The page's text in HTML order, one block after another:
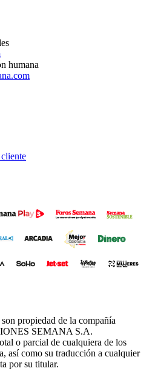
humana
propiedad de la compañía
SEMANA S.A.
o parcial de cualquiera de los
así como su traducción a cualquier
por su titular.